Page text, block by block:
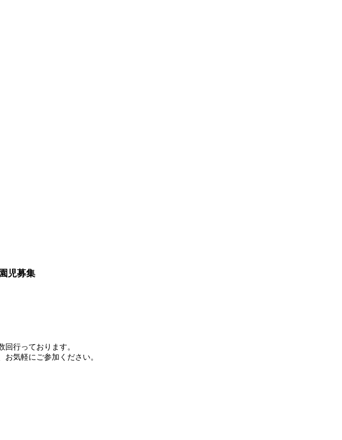
園児募集
行っております。
気軽にご参加ください。